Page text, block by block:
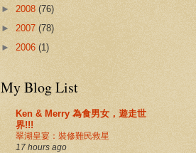
► 2008 (76)
► 2007 (78)
► 2006 (1)
My Blog List
Ken & Merry 為食男女，遊走世
界!!!
翠湖皇宴：裝修難民救星
17 hours ago